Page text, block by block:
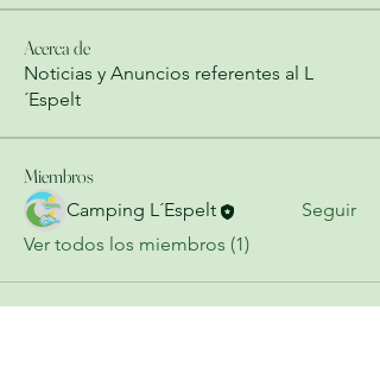
Acerca de
Noticias y Anuncios referentes al L
´Espelt
Miembros
Camping L´Espelt
Seguir
Ver todos los miembros (1)